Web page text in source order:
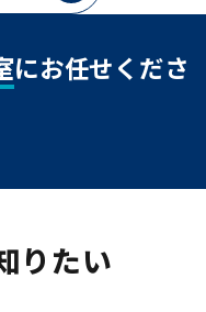
にお任せくださ
りたい